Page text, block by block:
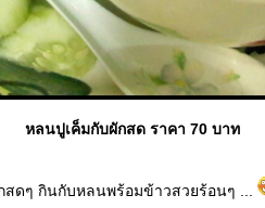
หลนปูเค็มกับผักสด ราคา 70 บาท
สดๆ กินกับหลนพร้อมข้าวสวยร้อนๆ ...